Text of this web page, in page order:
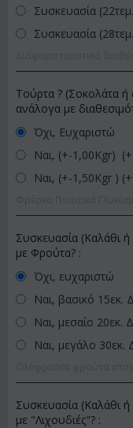
Συσκευασία
Συσκευασία
Τούρτα ? (Σοκολάτα ή
ανάλογα με
Όχι, Ευχαριστώ
Ναι, (+-1,00Kgr)
Ναι, (+-1,50Kgr )
Συσκευασία (Καλάθι ή
με Φρούτα? :
Όχι, ευχαριστώ
Ναι, βασικό 15εκ.
Ναι, μεσαίο 20εκ.
Ναι, μεγάλο 30εκ.
Συσκευασία (Καλάθι ή
με "Λιχουδιές"? :